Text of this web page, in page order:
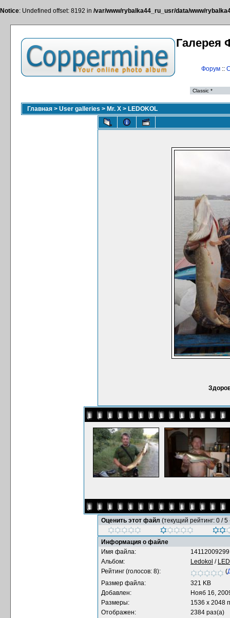
Notice: Undefined offset: 8192 in /var/www/rybalka44_ru_usr/data/www/
Галерея
Форум::
Главная > User galleries > Mr. X > LEDOKOL
Оценить этот файл (текущий рейтинг: 0 / 5
Информация о файле
Имя файла:
Альбом:
Ledokol /
Рейтинг (голосов: 8):
(
Размер файла:
321 KB
Добавлен:
Нояб 16,
Размеры:
1536 x 2048
Отображен:
2384 раз(а)